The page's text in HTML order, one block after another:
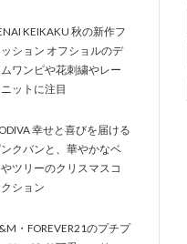
KEIKAKU 秋の新作フ
ッション オフショルのデ
ムワンピや花刺繍やレー
ニットに注目
幸せと喜びを届ける
ンクバンと、華やかなベ
ツリーのクリスマスコ
ション
・FOREVER21のプチプ